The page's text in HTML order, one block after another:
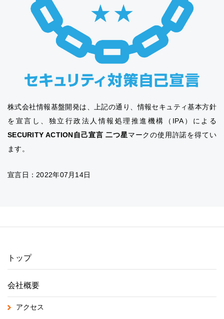
株式会社情報基盤開発は、上記の通り、情報セキュティ基本方針
を宣言し、独立行政法人情報処理推進機構（IPA）による
SECURITY ACTION自己宣言 二つ星マークの使用許諾を得てい
ます。
宣言日：2022年07月14日
トップ
会社概要
アクセス